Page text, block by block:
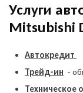
Услуги
Mitsubishi
Автокредит
Трейд-ин -
Техническое